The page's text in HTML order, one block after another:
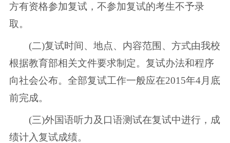
方有资格参加复试，不参加复试的考生不予录
取。
(二)复试时间、地点、内容范围、方式由我校
根据教育部相关文件要求制定。复试办法和程序
向社会公布。全部复试工作一般应在2015年4月底
前完成。
(三)外国语听力及口语测试在复试中进行，成
绩计入复试成绩。